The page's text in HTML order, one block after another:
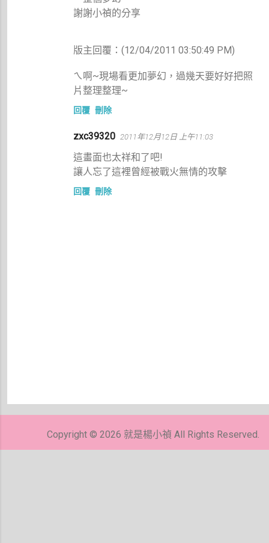
謝謝小禎的分享
版主回覆：(12/04/2011 03:50:49 PM)
ㄟ啊~現場看更加夢幻，過幾天要好好把照
片整理整理~
回覆 刪除
zxc39320 2011年12月12日 上午11:03
這畫面也太祥和了吧!
讓人忘了這裡曾經被戰火無情的攻擊
回覆 刪除
貼
Copyright © 2026 就是楊小禎 All Rights Reserved.